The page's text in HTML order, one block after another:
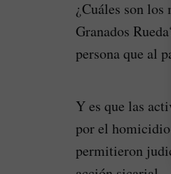
¿Cuáles son
Granados
persona que al
Y es que las
por el
permitieron